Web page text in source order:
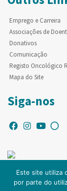
Emprego e Carreira
Associações de
Donativos
Comunicação
Registo Oncológico
Mapa do Site
Siga-nos
Este site utiliza
por parte do